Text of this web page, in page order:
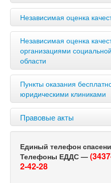
Независимая оценка
Независимая оценка
организациями
области
Пункты оказания
юридическими клиниками
Правовые акты
Единый телефон
Телефоны ЕДДС —
2-42-28